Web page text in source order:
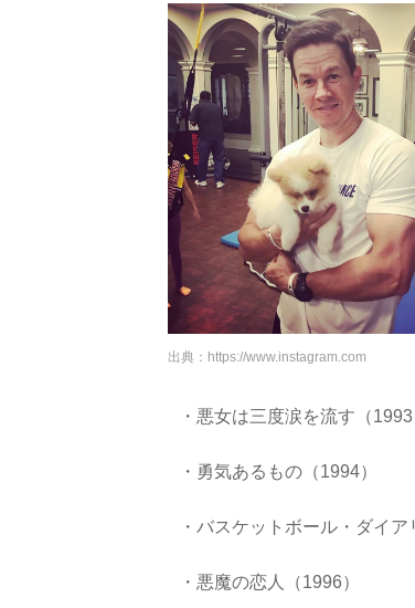
出典： https://www.instagram.com
・悪女は三度涙を流す（1993
・勇気あるもの（1994）
・バスケットボール・ダイア
・悪魔の恋人（1996）